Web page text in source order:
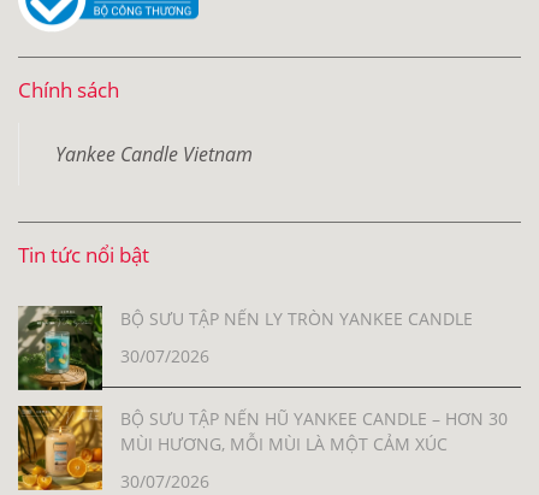
Chính sách
Yankee Candle Vietnam
Tin tức nổi bật
BỘ SƯU TẬP NẾN LY TRÒN YANKEE CANDLE
30/07/2026
BỘ SƯU TẬP NẾN HŨ YANKEE CANDLE – HƠN 30
MÙI HƯƠNG, MỖI MÙI LÀ MỘT CẢM XÚC
30/07/2026